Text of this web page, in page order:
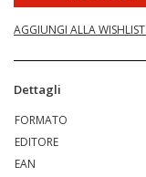
AGGIUNGI ALLA WISHLIST
Dettagli
FORMATO
EDITORE
EAN